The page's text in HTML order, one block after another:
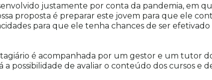
justamente por conta da pandemia, em
proposta é preparar este jovem para que ele
para que ele tenha chances de ser
é acompanhada por um gestor e um tutor
possibilidade de avaliar o conteúdo dos cursos e